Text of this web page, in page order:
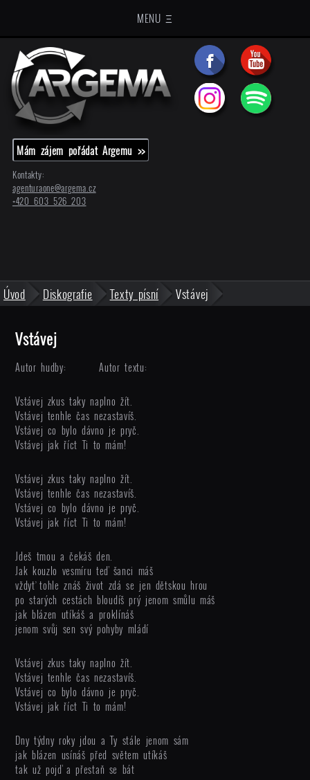
MENU Ξ
Mám zájem pořádat Argemu >>
Kontakty:
agenturaone@argema.cz
+420 603 526 203
Úvod Diskografie Texty písní Vstávej
Vstávej
Autor hudby: Autor textu:
Vstávej zkus taky naplno žít.
Vstávej tenhle čas nezastavíš.
Vstávej co bylo dávno je pryč.
Vstávej jak říct Ti to mám!
Vstávej zkus taky naplno žít.
Vstávej tenhle čas nezastavíš.
Vstávej co bylo dávno je pryč.
Vstávej jak říct Ti to mám!
Jdeš tmou a čekáš den.
Jak kouzlo vesmíru teď šanci máš
vždyť tohle znáš život zdá se jen dětskou hrou
po starých cestách bloudíš prý jenom smůlu máš
jak blázen utíkáš a proklínáš
jenom svůj sen svý pohyby mládí
Vstávej zkus taky naplno žít.
Vstávej tenhle čas nezastavíš.
Vstávej co bylo dávno je pryč.
Vstávej jak říct Ti to mám!
Dny týdny roky jdou a Ty stále jenom sám
jak blázen usínáš před světem utíkáš
tak už pojď a přestaň se bát